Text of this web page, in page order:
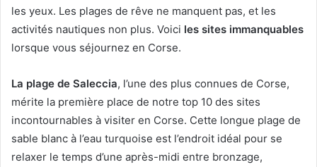
les yeux. Les plages de rêve ne manquent pas, et les
activités nautiques non plus. Voici les sites immanquables
lorsque vous séjournez en Corse.
La plage de Saleccia, l’une des plus connues de Corse,
mérite la première place de notre top 10 des sites
incontournables à visiter en Corse. Cette longue plage de
sable blanc à l’eau turquoise est l’endroit idéal pour se
relaxer le temps d’une après-midi entre bronzage,